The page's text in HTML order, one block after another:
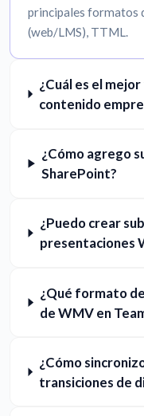
principales formatos
(web/LMS), TTML.
¿Cuál es el
contenido
¿Cómo agrego
SharePoint?
¿Puedo crear
presentaciones
¿Qué formato
de WMV en
¿Cómo
transiciones de